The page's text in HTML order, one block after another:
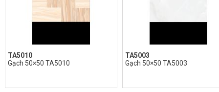
TA5010
Gạch 50×50 TA5010
TA5003
Gạch 50×50 TA5003